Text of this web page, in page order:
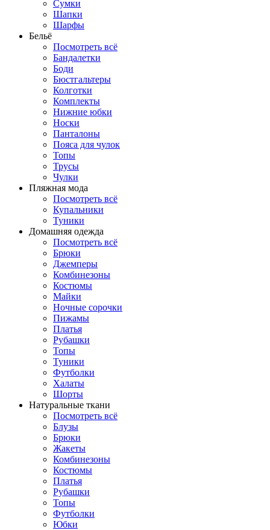
Сумки
Шапки
Шарфы
Бельё
Посмотреть всё
Бандалетки
Боди
Бюстгальтеры
Колготки
Комплекты
Нижние юбки
Носки
Панталоны
Поясa для чулок
Топы
Трусы
Чулки
Пляжная мода
Посмотреть всё
Купальники
Туники
Домашняя одежда
Посмотреть всё
Брюки
Джемперы
Комбинезоны
Костюмы
Майки
Ночные сорочки
Пижамы
Платья
Рубашки
Топы
Туники
Футболки
Халаты
Шорты
Натуральные ткани
Посмотреть всё
Блузы
Брюки
Жакеты
Комбинезоны
Костюмы
Платья
Рубашки
Топы
Футболки
Юбки